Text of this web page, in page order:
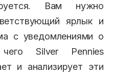
Вам нужно
ярлык и
с уведомлениями о
чего Silver Pennies
и анализирует эти